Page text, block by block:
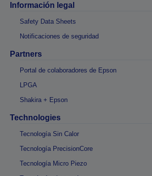
Información legal
Safety Data Sheets
Notificaciones de seguridad
Partners
Portal de colaboradores de Epson
LPGA
Shakira + Epson
Technologies
Tecnología Sin Calor
Tecnología PrecisionCore
Tecnología Micro Piezo